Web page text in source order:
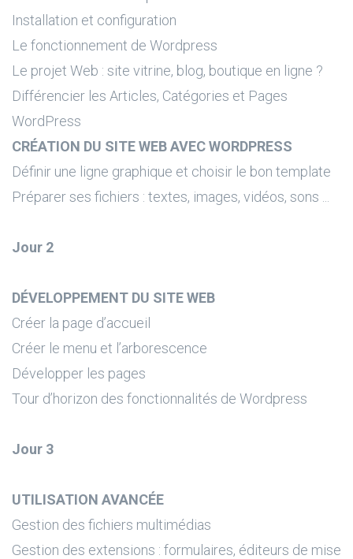
Installation et configuration
Le fonctionnement de Wordpress
Le projet Web : site vitrine, blog, boutique en ligne ?
Différencier les Articles, Catégories et Pages
WordPress
CRÉATION DU SITE WEB AVEC WORDPRESS
Définir une ligne graphique et choisir le bon template
Préparer ses fichiers : textes, images, vidéos, sons ...
Jour 2
DÉVELOPPEMENT DU SITE WEB
Créer la page d’accueil
Créer le menu et l’arborescence
Développer les pages
Tour d’horizon des fonctionnalités de Wordpress
Jour 3
UTILISATION AVANCÉE
Gestion des fichiers multimédias
Gestion des extensions : formulaires, éditeurs de mise